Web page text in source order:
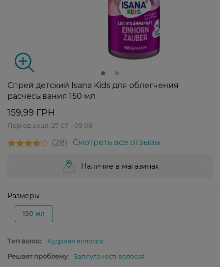
Спрей детский Isana Kids для облегчения
расчесывания 150 мл
159,99 ГРН
Період акції: 27 07 - 09 08
28 Смотреть все отзывы
Наличие в магазинах
Размеры
150 мл
Тип волос:
Кудряве волосся
Решает проблему:
Заплутаності волосся